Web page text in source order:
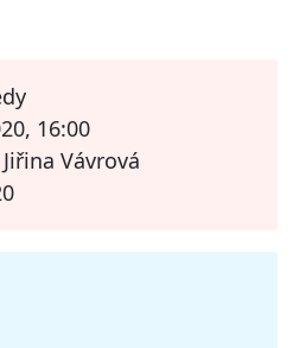
16:00
Jiřina Vávrová